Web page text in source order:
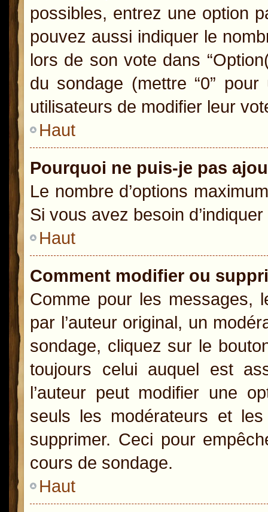
possibles, entrez une option
pouvez aussi indiquer le
lors de son vote dans
du sondage (mettre “0”
utilisateurs de modifier leur
Haut
Pourquoi ne puis-je pas
Le nombre d’options
Si vous avez besoin
Haut
Comment modifier ou
Comme pour les messages,
par l’auteur original, un
sondage, cliquez sur le
toujours celui auquel est
l’auteur peut modifier une
seuls les modérateurs et
supprimer. Ceci pour
cours de sondage.
Haut